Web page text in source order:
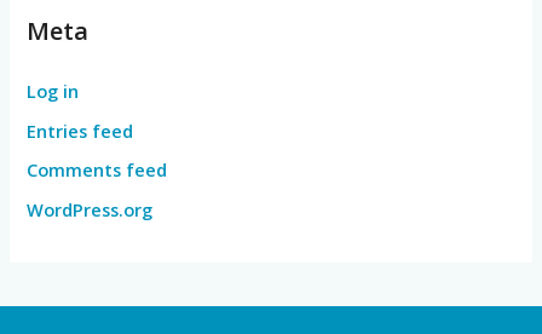
Meta
Log in
Entries feed
Comments feed
WordPress.org